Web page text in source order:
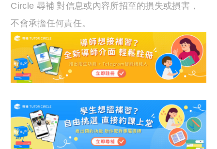
Circle 尋補 對信息或內容所招至的損失或損害，
不會承擔任何責任。